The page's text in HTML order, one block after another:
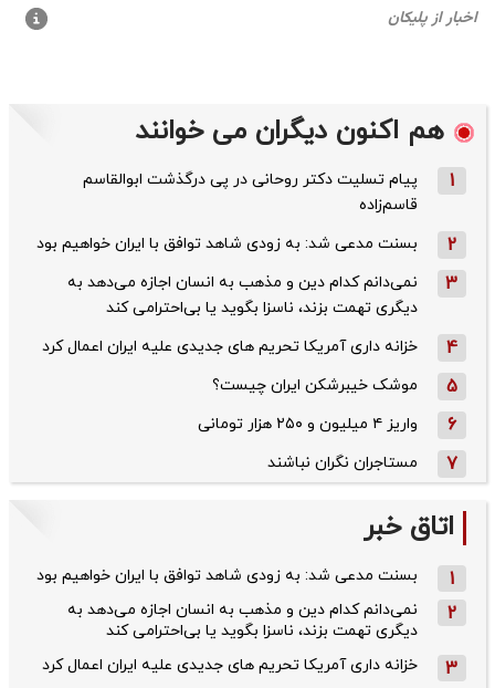
هم اکنون دیگران می خوانند
1
پیام تسلیت دکتر روحانی در پی درگذشت ابوالقاسم
قاسم‌زاده
2 بسنت مدعی شد: به زودی شاهد توافق با ایران خواهیم بود
3
نمی‌دانم کدام دین و مذهب به انسان اجازه می‌دهد به
دیگری تهمت بزند، ناسزا بگوید یا بی‌احترامی کند
4 خزانه داری آمریکا تحریم های جدیدی علیه ایران اعمال کرد
5 موشک خیبرشکن ایران چیست؟
6 واریز ۴ میلیون و ۲۵۰ هزار تومانی
7 مستاجران نگران نباشند
اتاق خبر
1 بسنت مدعی شد: به زودی شاهد توافق با ایران خواهیم بود
2
نمی‌دانم کدام دین و مذهب به انسان اجازه می‌دهد به
دیگری تهمت بزند، ناسزا بگوید یا بی‌احترامی کند
3 خزانه داری آمریکا تحریم های جدیدی علیه ایران اعمال کرد